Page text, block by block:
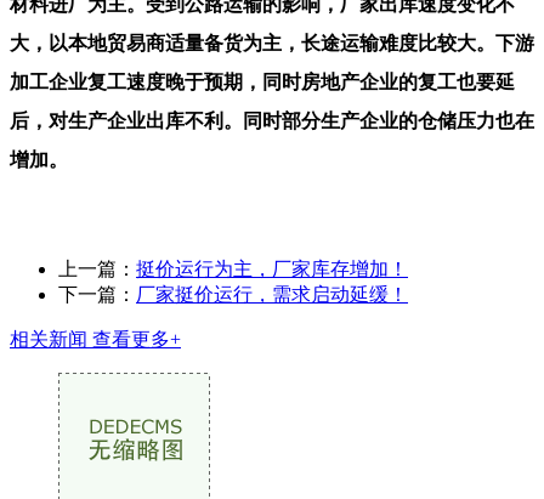
大，以本地贸易商适量备货为主，长途运输难度比较大。下游
加工企业复工速度晚于预期，同时房地产企业的复工也要延
后，对生产企业出库不利。同时部分生产企业的仓储压力也在
增加。
上一篇： 挺价运行为主，厂家库存增加！
下一篇： 厂家挺价运行，需求启动延缓！
相关新闻 查看更多+